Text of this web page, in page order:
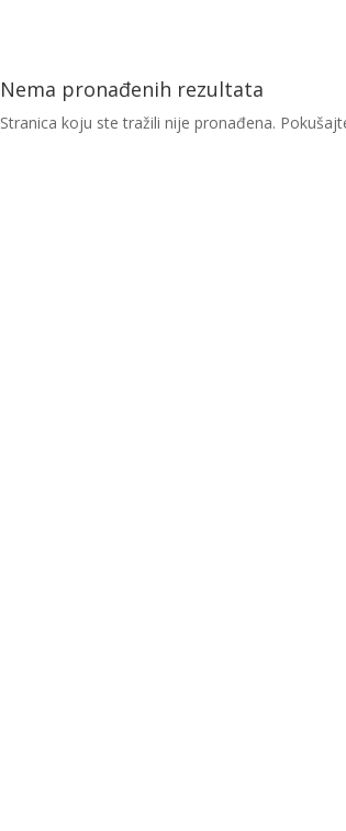
Nema pronađenih rezultata
Stranica koju ste tražili nije pronađena.